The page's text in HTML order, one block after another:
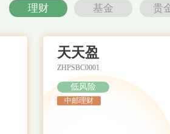
理财 基金 贵
天天盈
ZHPSBC0001
低风险
中邮理财